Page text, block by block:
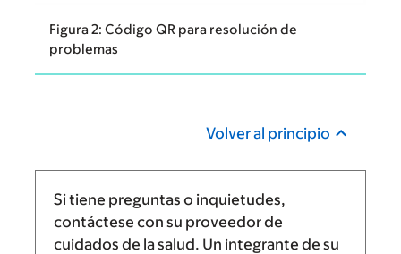
Figura 2: Código QR para resolución de
problemas
Volver al principio
Si tiene preguntas o inquietudes,
contáctese con su proveedor de
cuidados de la salud. Un integrante de su